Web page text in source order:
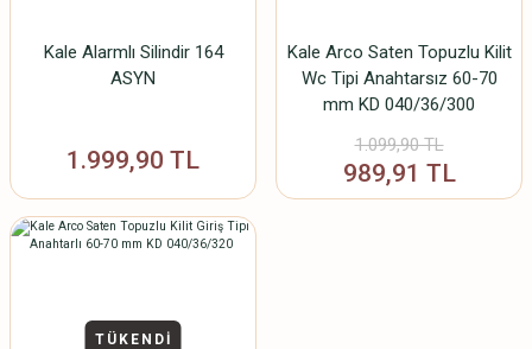
Kale Alarmlı Silindir 164
ASYN
1.999,90 TL
Kale Arco Saten Topuzlu Kilit
Wc Tipi Anahtarsız 60-70
mm KD 040/36/300
1.099,90 TL
989,91 TL
TÜKENDİ